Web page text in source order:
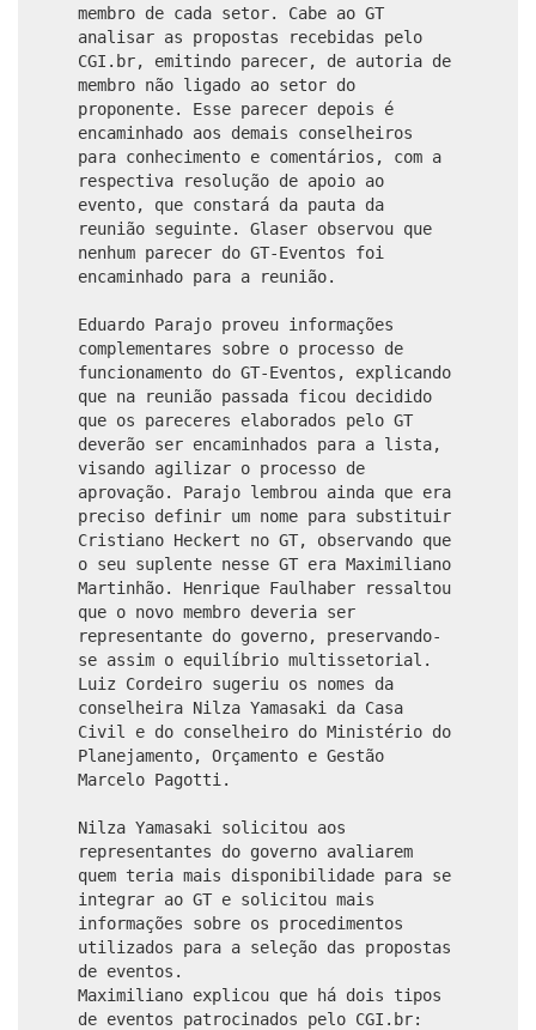
membro de cada setor. Cabe ao GT
analisar as propostas recebidas pelo
CGI.br, emitindo parecer, de autoria de
membro não ligado ao setor do
proponente. Esse parecer depois é
encaminhado aos demais conselheiros
para conhecimento e comentários, com a
respectiva resolução de apoio ao
evento, que constará da pauta da
reunião seguinte. Glaser observou que
nenhum parecer do GT-Eventos foi
encaminhado para a reunião.
Eduardo Parajo proveu informações
complementares sobre o processo de
funcionamento do GT-Eventos, explicando
que na reunião passada ficou decidido
que os pareceres elaborados pelo GT
deverão ser encaminhados para a lista,
visando agilizar o processo de
aprovação. Parajo lembrou ainda que era
preciso definir um nome para substituir
Cristiano Heckert no GT, observando que
o seu suplente nesse GT era Maximiliano
Martinhão. Henrique Faulhaber ressaltou
que o novo membro deveria ser
representante do governo, preservando-
se assim o equilíbrio multissetorial.
Luiz Cordeiro sugeriu os nomes da
conselheira Nilza Yamasaki da Casa
Civil e do conselheiro do Ministério do
Planejamento, Orçamento e Gestão
Marcelo Pagotti.
Nilza Yamasaki solicitou aos
representantes do governo avaliarem
quem teria mais disponibilidade para se
integrar ao GT e solicitou mais
informações sobre os procedimentos
utilizados para a seleção das propostas
de eventos.
Maximiliano explicou que há dois tipos
de eventos patrocinados pelo CGI.br: